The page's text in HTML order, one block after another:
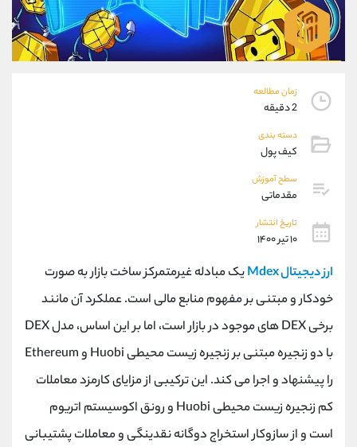
زمان مطالعه
2 دقیقه
دسته بندی
کیف پول
سطح آموزش
مقدماتی
تاریخ انتشار
۱۰ تیر ۱۴۰۰
ارز دیجیتال Mdex
یک مبادله غیرمتمرکز ساخت بازار به صورت
خودکار و مبتنی بر مفهوم منابع مالی است. عملکرد آن مانند
برخی DEX های موجود در بازار است، اما بر این اساس، مدل DEX
با دو زنجیره مبتنی بر زنجیره زیست محیطی Huobi و Ethereum
را پیشنهاد و اجرا می کند. این ترکیبی از مزایای کارمزد معاملات
کم زنجیره زیست محیطی Huobi و رونق اکوسیستم اتریوم
است و از سازوکار استخراج دوگانه نقدینگی و معاملات پشتیبانی
09101364784
واتساپ شروع گفتگو
تلگرام @Armteam_admin_104
داخلی 104
پشتیبان فروش
واتساپ
داخلی
اطلاعات تماس (دفتر فروش)
021-22021030
تلفن 021-22021040
بدون پیش شماره 90001030
اینستاگرام @alireza.mehrabii
@alirezamehrabi_com
کانال بله @alirezamehrabi_official